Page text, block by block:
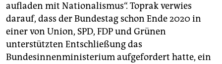
aufladen mit Nationalismus“. Toprak verwies
darauf, dass der Bundestag schon Ende 2020 in
einer von Union, SPD, FDP und Grünen
unterstützten Entschließung das
Bundesinnenministerium aufgefordert hatte, ein